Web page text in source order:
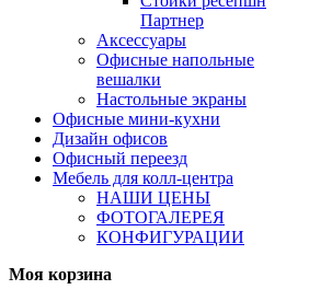
Партнер
Аксессуары
Офисные напольные
вешалки
Настольные экраны
Офисные мини-кухни
Дизайн офисов
Офисный переезд
Мебель для колл-центра
НАШИ ЦЕНЫ
ФОТОГАЛЕРЕЯ
КОНФИГУРАЦИИ
Моя корзина